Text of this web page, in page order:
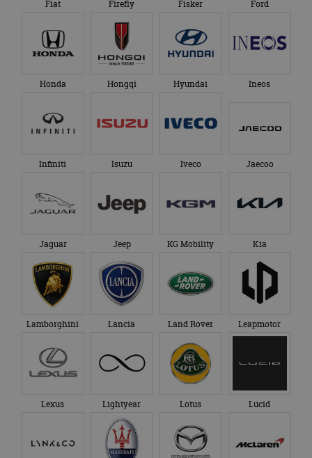
Fiat Firefly Fisker Ford
Honda Hongqi Hyundai Ineos
Infiniti Isuzu Iveco Jaecoo
Jaguar Jeep KG Mobility Kia
Lamborghini Lancia Land Rover Leapmotor
Lexus Lightyear Lotus Lucid